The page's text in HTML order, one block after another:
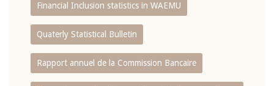
Financial Inclusion statistics in WAEMU
Quaterly Statistical Bulletin
Rapport annuel de la Commission Bancaire